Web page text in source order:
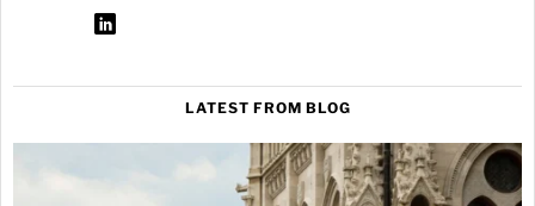
LATEST FROM BLOG